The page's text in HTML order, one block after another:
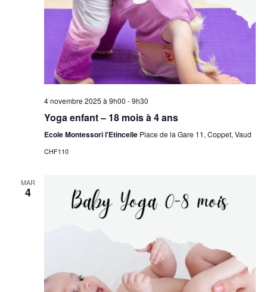
4 novembre 2025 à 9h00 -9h30
Yoga enfant – 18 mois à 4 ans
Ecole Montessori l'Etincelle Place de la Gare 11, Coppet, Vaud
CHF110
MAR
4